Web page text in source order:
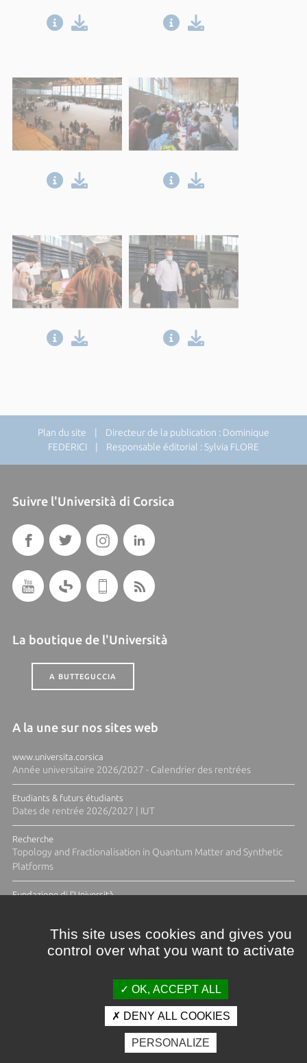
Plan du site | Directeur de la publication : Dominique
FEDERICI | Responsable éditorial : Sylvia FLORE
Suivre l'Università di Corsica
La boutique de l'Università
A BUTTEGUCCIA
A la une sur nos sites web
www.universita.corsica
Année universitaire 2026/2027 - Calendrier des rentrées
Etudiants & futurs étudiants
Dates de rentrée 2026/2027 | IUT
Recherche
Topology and Fractionalisation in Quantum Matter and Synthetic
Platforms
Fundazione di l'Università
Crédits et mentions légales
Espace presse
Photothèque
This site uses cookies and gives you
control over what you want to activate
OK, ACCEPT ALL
DENY ALL COOKIES
PERSONALIZE